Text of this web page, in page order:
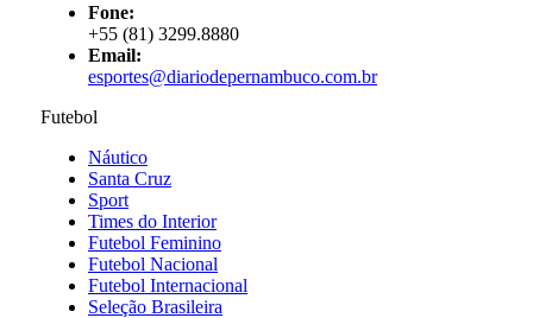
Fone:
+55 (81) 3299.8880
Email:
esportes@diariodepernambuco.com.br
Futebol
Náutico
Santa Cruz
Sport
Times do Interior
Futebol Feminino
Futebol Nacional
Futebol Internacional
Seleção Brasileira